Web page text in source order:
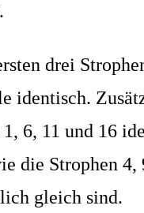
drei
identisch.
6, 11 und 16
die Strophen 4,
gleich sind.